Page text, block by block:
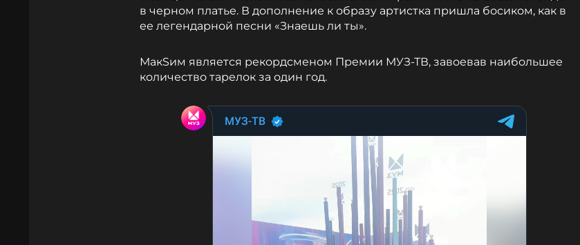
в черном платье. В дополнение к образу артистка пришла босиком, как в
ее легендарной песни «Знаешь ли ты».
МакSим является рекордсменом Премии МУЗ-ТВ, завоевав наибольшее
количество тарелок за один год.